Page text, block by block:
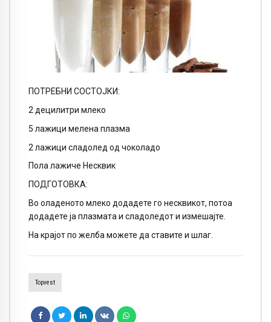
ПОТРЕБНИ СОСТОЈКИ:
2 децилитри млеко
5 лажици мелена плазма
2 лажици сладолед од чоколадо
Пола лажиче Несквик
ПОДГОТОВКА:
Во оладеното млеко додадете го несквикот, потоа
додадете ја плазмата и сладоледот и измешајте.
На крајот по желба можете да ставите и шлаг.
Topvest